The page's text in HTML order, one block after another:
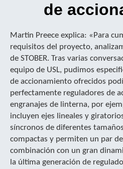
de
Martin Preece explica: «Para
requisitos del proyecto,
de STOBER. Tras varias
equipo de USL, pudimos
de accionamiento ofrecidos
perfectamente reguladores de
engranajes de linterna, por
incluyen ejes lineales y
síncronos de diferentes
compactas y permiten un par
combinación con un gran
la última generación de